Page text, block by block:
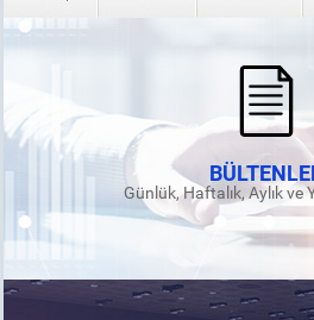
Günlük, Haftalık, Aylık ve